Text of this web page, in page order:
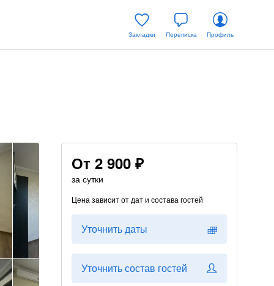
Закладки Переписка Профиль
От 2 900 ₽
за сутки
Цена зависит от дат и состава гостей
Уточнить даты
Уточнить состав гостей